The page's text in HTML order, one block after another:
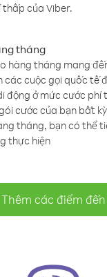
thấp của Viber.
tháng
hàng tháng mang
các cuộc gọi quốc tế
động ở mức cước phí
cước của bạn bất
tháng, bạn có thể
thực hiện
Thêm các điểm đến